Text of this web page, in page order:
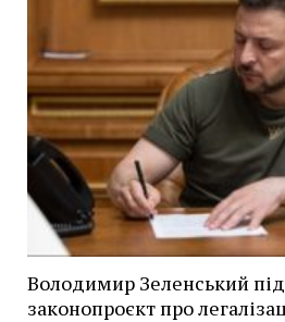
Володимир Зеленський
законопроєкт про